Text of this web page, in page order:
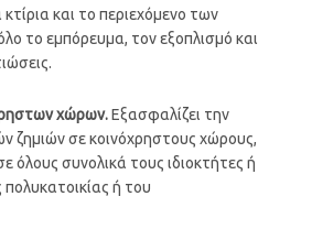
και το περιεχόμενο των
το εμπόρευμα, τον εξοπλισμό και
χώρων.Εξασφαλίζει την
ζημιών σε κοινόχρηστους χώρους,
όλους συνολικά τους ιδιοκτήτες ή
πολυκατοικίας ή του